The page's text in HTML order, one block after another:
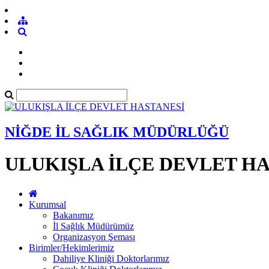
NİĞDE İL SAĞLIK MÜDÜRLÜĞÜ
ULUKIŞLA İLÇE DEVLET
Kurumsal
Bakanımız
İl Sağlık Müdürümüz
Organizasyon Şeması
Birimler/Hekimlerimiz
Dahiliye Kliniği Doktorlarımız